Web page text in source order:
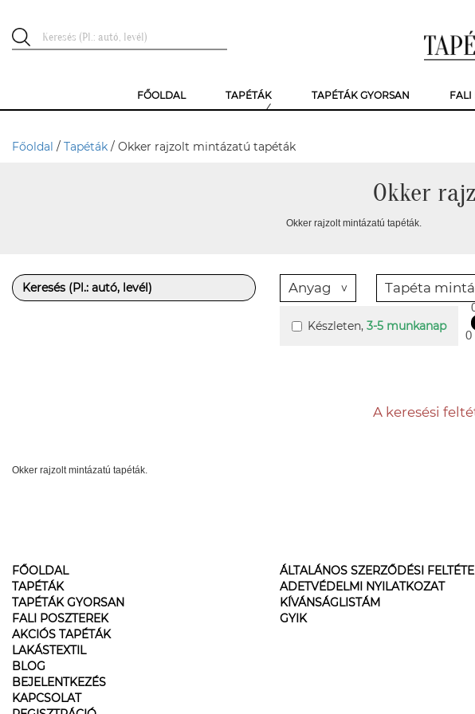
FŐOLDAL TAPÉTÁK TAPÉTÁK GYORSAN FALI
Főoldal / Tapéták / Okker rajzolt mintázatú tapéták
Okker
Okker rajzolt mintázatú tapéták.
Anyag Tapéta
Készleten, 3-5 munkanap
0
A keresési
Okker rajzolt mintázatú tapéták.
FŐOLDAL
TAPÉTÁK
TAPÉTÁK GYORSAN
FALI POSZTEREK
AKCIÓS TAPÉTÁK
LAKÁSTEXTIL
BLOG
BEJELENTKEZÉS
KAPCSOLAT
ÁLTALÁNOS SZERZŐDÉSI
ADETVÉDELMI NYILATKOZAT
KÍVÁNSÁGLISTÁM
GYIK